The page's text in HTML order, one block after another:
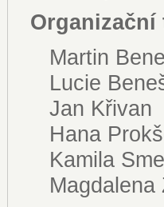
Organizační
Martin
Lucie
Jan Křivan
Hana
Kamila
Magdalena